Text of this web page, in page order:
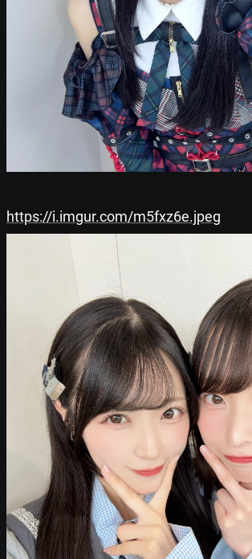
https://i.imgur.com/m5fxz6e.jpeg